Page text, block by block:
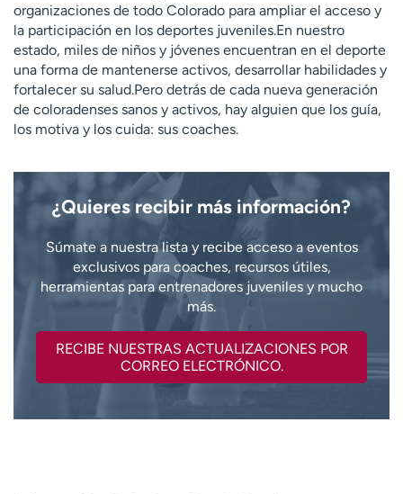
organizaciones de todo Colorado para ampliar el acceso y
la participación en los deportes juveniles.En nuestro
estado, miles de niños y jóvenes encuentran en el deporte
una forma de mantenerse activos, desarrollar habilidades y
fortalecer su salud.Pero detrás de cada nueva generación
de coloradenses sanos y activos, hay alguien que los guía,
los motiva y los cuida: sus coaches.
¿Quieres recibir más información?
Súmate a nuestra lista y recibe acceso a eventos
exclusivos para coaches, recursos útiles,
herramientas para entrenadores juveniles y mucho
más.
RECIBE NUESTRAS ACTUALIZACIONES POR
CORREO ELECTRÓNICO.